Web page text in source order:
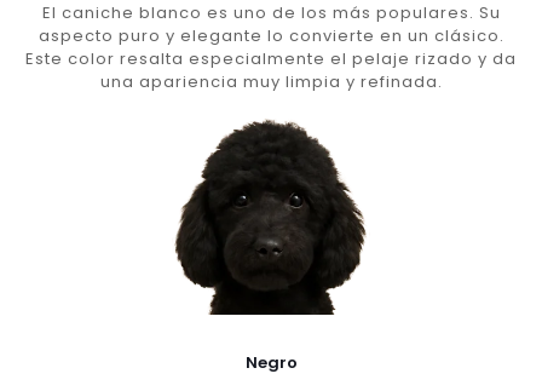
El caniche blanco es uno de los más populares. Su
aspecto puro y elegante lo convierte en un clásico.
Este color resalta especialmente el pelaje rizado y da
una apariencia muy limpia y refinada.
Negro